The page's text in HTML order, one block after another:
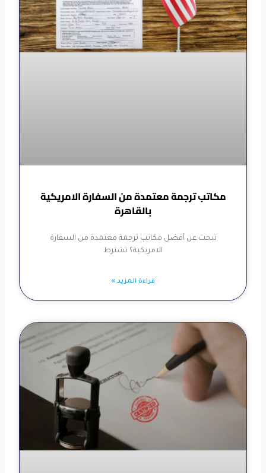
مكاتب ترجمة معتمدة من السفارة الامريكية
بالقاهرة
تبحث عن أفضل مكاتب ترجمة معتمدة من السفارة
الامريكية؟ تشترط
قراءة المزيد »